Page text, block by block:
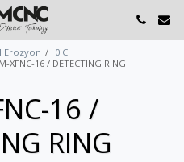
Erozyon
0iC
XFNC-16 / DETECTING RING
16 /
RING